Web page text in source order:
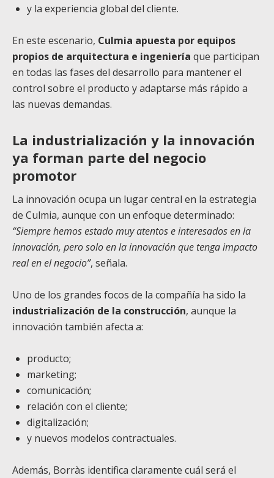
y la experiencia global del cliente.
En este escenario, Culmia apuesta por equipos
propios de arquitectura e ingeniería que participan
en todas las fases del desarrollo para mantener el
control sobre el producto y adaptarse más rápido a
las nuevas demandas.
La industrialización y la innovación
ya forman parte del negocio
promotor
La innovación ocupa un lugar central en la estrategia
de Culmia, aunque con un enfoque determinado:
“Siempre hemos estado muy atentos e interesados en la
innovación, pero solo en la innovación que tenga impacto
real en el negocio”, señala.
Uno de los grandes focos de la compañía ha sido la
industrialización de la construcción, aunque la
innovación también afecta a:
producto;
marketing;
comunicación;
relación con el cliente;
digitalización;
y nuevos modelos contractuales.
Además, Borràs identifica claramente cuál será el